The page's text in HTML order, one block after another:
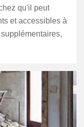
qu'il peut
et accessibles à